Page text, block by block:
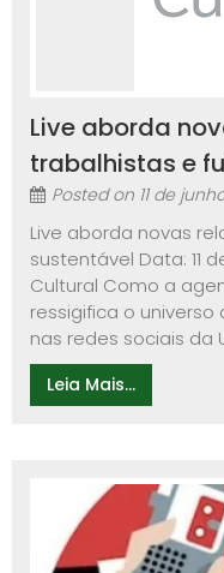
Live aborda
trabalhistas e
Posted on 11 de
Live aborda novas
sustentável Data: 11
Cultural Como a
ressigifica o universo
nas redes sociais da
Leia Mais...